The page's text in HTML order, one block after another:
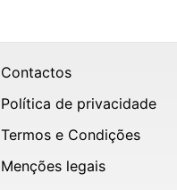
Contactos
Política de privacidade
Termos e Condições
Menções legais